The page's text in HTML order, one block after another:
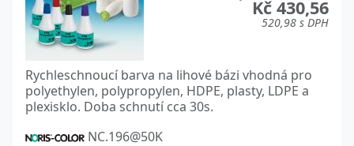
Kč 430,56
520,98 s DPH
Rychleschnoucí barva na lihové bázi vhodná pro
polyethylen, polypropylen, HDPE, plasty, LDPE a
plexisklo. Doba schnutí cca 30s.
NC.196@50K